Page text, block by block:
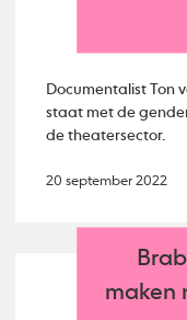
Documentalist Ton
staat met de
de theatersector.
20 september 2022
maken